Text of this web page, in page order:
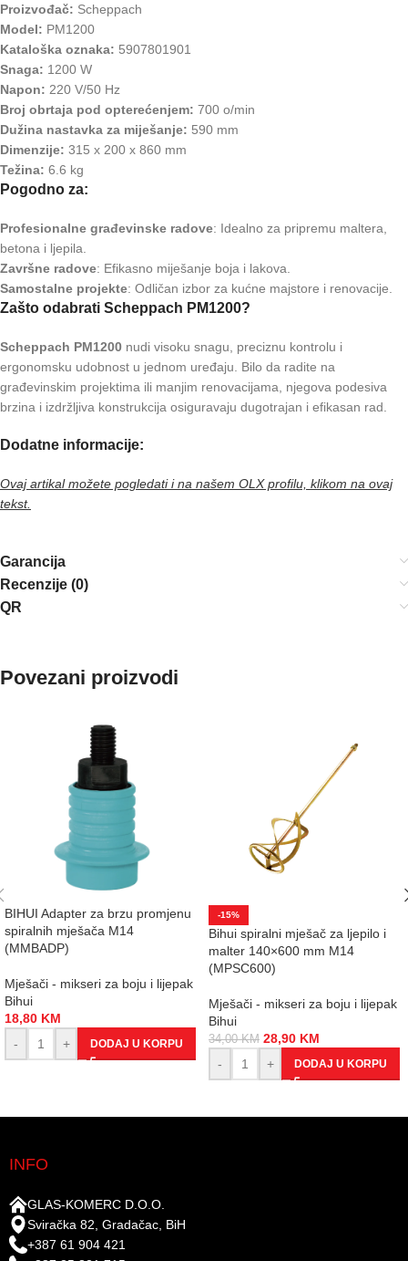
Proizvođač: Scheppach
Model: PM1200
Kataloška oznaka: 5907801901
Snaga: 1200 W
Napon: 220 V/50 Hz
Broj obrtaja pod opterećenjem: 700 o/min
Dužina nastavka za miješanje: 590 mm
Dimenzije: 315 x 200 x 860 mm
Težina: 6.6 kg
Pogodno za:
Profesionalne građevinske radove: Idealno za pripremu maltera,
betona i ljepila.
Završne radove: Efikasno miješanje boja i lakova.
Samostalne projekte: Odličan izbor za kućne majstore i renovacije.
Zašto odabrati Scheppach PM1200?
Scheppach PM1200 nudi visoku snagu, preciznu kontrolu i
ergonomsku udobnost u jednom uređaju. Bilo da radite na
građevinskim projektima ili manjim renovacijama, njegova podesiva
brzina i izdržljiva konstrukcija osiguravaju dugotrajan i efikasan rad.
Dodatne informacije:
Ovaj artikal možete pogledati i na našem OLX profilu, klikom na ovaj
tekst.
Garancija
Recenzije (0)
QR
Povezani proizvodi
BIHUI Adapter za brzu promjenu
spiralnih mješača M14
(MMBADP)
Mješači - mikseri za boju i lijepak
Bihui
18,80 KM
-
+ DODAJ U KORPU
-15%
Bihui spiralni mješač za ljepilo i
malter 140×600 mm M14
(MPSC600)
Mješači - mikseri za boju i lijepak
Bihui
34,00KM 28,90 KM
-
+ DODAJ U KORPU
INFO
GLAS-KOMERC D.O.O.
Sviračka 82, Gradačac, BiH
+387 61 904 421